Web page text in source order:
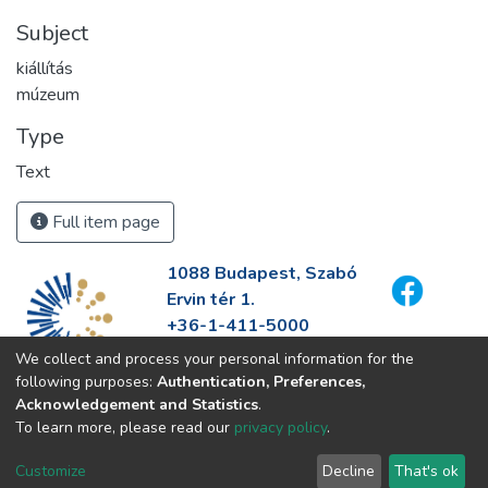
Subject
kiállítás
múzeum
Type
Text
Full item page
1088 Budapest, Szabó
Ervin tér 1.
+36-1-411-5000
info@fszek.hu
https://fszek.hu
We collect and process your personal information for the
following purposes: Authentication, Preferences,
Acknowledgement and Statistics.
To learn more, please read our privacy policy.
Customize Decline That's ok